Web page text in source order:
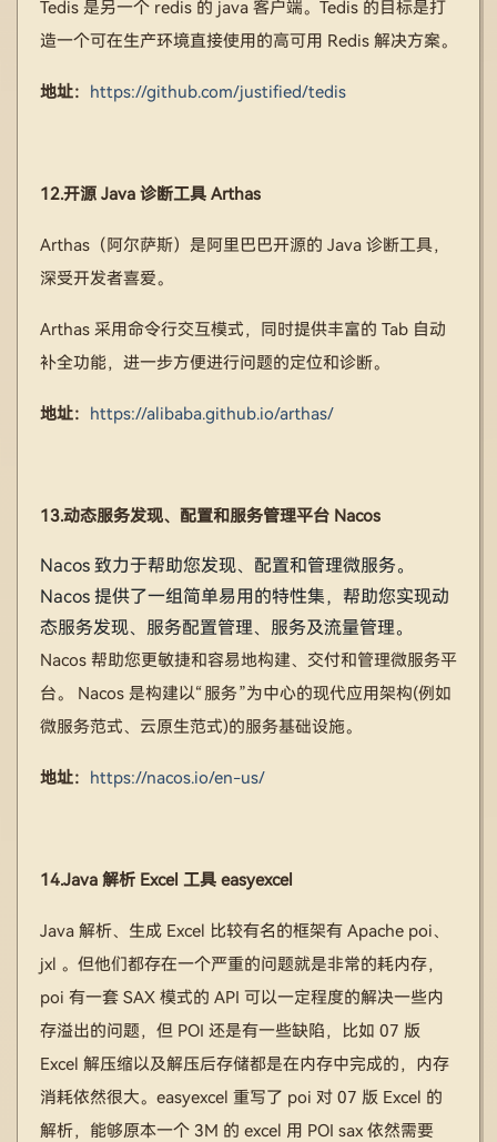
Tedis 是另一个 redis 的 java 客户端。Tedis 的目标是打
造一个可在生产环境直接使用的高可用 Redis 解决方案。
地址： https://github.com/justified/tedis
12.开源 Java 诊断工具 Arthas
Arthas（阿尔萨斯）是阿里巴巴开源的 Java 诊断工具，
深受开发者喜爱。
Arthas 采用命令行交互模式，同时提供丰富的 Tab 自动
补全功能，进一步方便进行问题的定位和诊断。
地址： https://alibaba.github.io/arthas/
13.动态服务发现、配置和服务管理平台 Nacos
Nacos 致力于帮助您发现、配置和管理微服务。
Nacos 提供了一组简单易用的特性集，帮助您实现动
态服务发现、服务配置管理、服务及流量管理。
Nacos 帮助您更敏捷和容易地构建、交付和管理微服务平
台。 Nacos 是构建以“服务”为中心的现代应用架构(例如
微服务范式、云原生范式)的服务基础设施。
地址： https://nacos.io/en-us/
14.Java 解析 Excel 工具 easyexcel
Java 解析、生成 Excel 比较有名的框架有 Apache poi、
jxl 。但他们都存在一个严重的问题就是非常的耗内存，
poi 有一套 SAX 模式的 API 可以一定程度的解决一些内
存溢出的问题，但 POI 还是有一些缺陷，比如 07 版
Excel 解压缩以及解压后存储都是在内存中完成的，内存
消耗依然很大。easyexcel 重写了 poi 对 07 版 Excel 的
解析，能够原本一个 3M 的 excel 用 POI sax 依然需要